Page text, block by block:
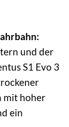
und der
S1 Evo 3
mit hoher
ein